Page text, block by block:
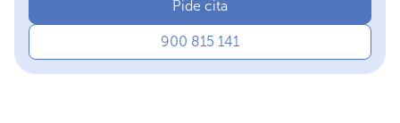
Pide cita
900 815 141